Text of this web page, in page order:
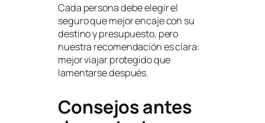
Cada persona debe elegir el
seguro que mejor encaje con su
destino y presupuesto, pero
nuestra recomendación es clara:
mejor viajar protegido que
lamentarse después.
Consejos antes